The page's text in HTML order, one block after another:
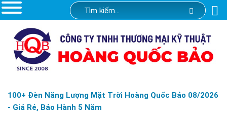
100+ Đèn Năng Lượng Mặt Trời Hoàng Quốc Bảo 08/2026
- Giá Rẻ, Bảo Hành 5 Năm